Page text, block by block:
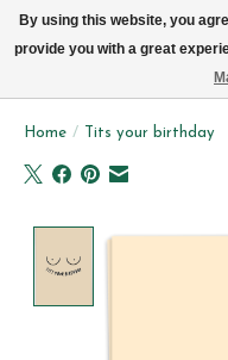
Home / Tits your birthday
Product
By using this website, you
provide you with a great